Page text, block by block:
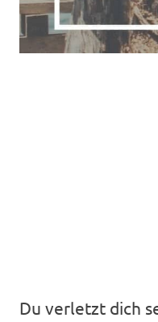
Du verletzt dich